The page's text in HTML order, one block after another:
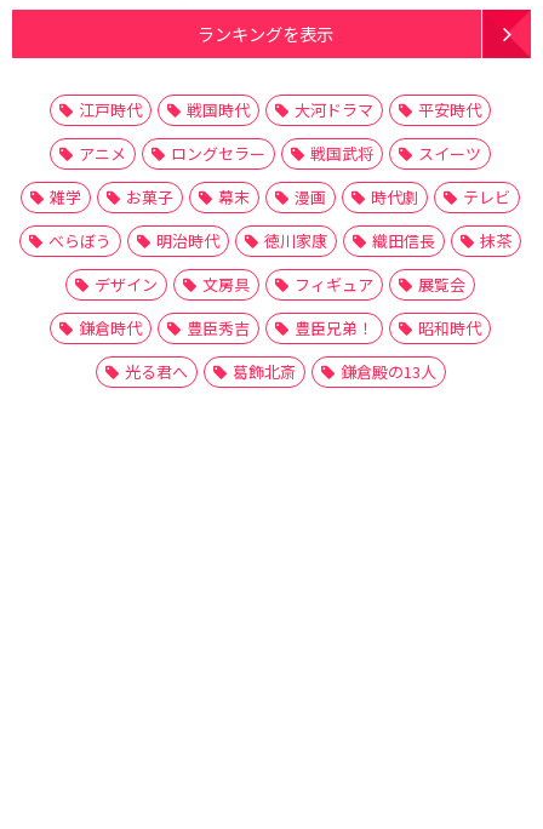
ランキングを表示
江戸時代 戦国時代 大河ドラマ
平安時代
アニメ
ロングセラー 戦国武将
スイーツ
雑学
お菓子 幕末 漫画 時代劇
テレビ
べらぼう
明治時代 徳川家康 織田信長
抹茶
デザイン
文房具 フィギュア
展覧会
鎌倉時代
豊臣秀吉 豊臣兄弟！
昭和時代
光る君へ
葛飾北斎 鎌倉殿の13人